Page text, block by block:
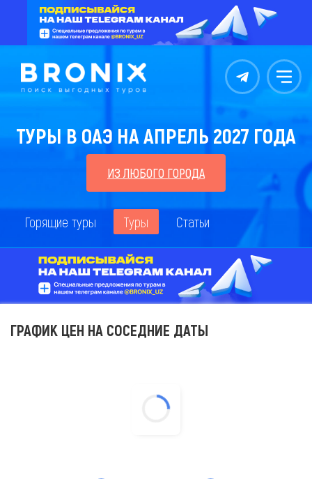
Контакты Меню
ТУРЫ В ОАЭ НА АПРЕЛЬ 2027 ГОДА
ИЗ ЛЮБОГО ГОРОДА
Горящие туры Туры Статьи
ГРАФИК ЦЕН НА СОСЕДНИЕ ДАТЫ